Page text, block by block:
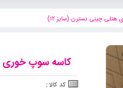
چینی نسترن (سایز ۱2)
کاسه سوپ خوری
کد کالا :